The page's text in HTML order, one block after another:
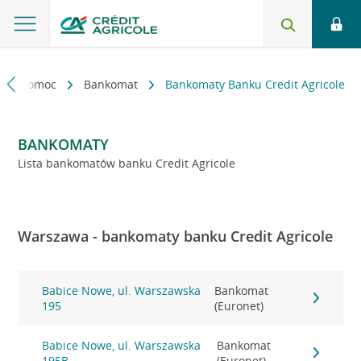
i pomoc Bankomat Bankomaty Banku Credit Agricole
BANKOMATY
Lista bankomatów banku Credit Agricole
Warszawa - bankomaty banku Credit Agricole
Babice Nowe, ul. Warszawska
195
Bankomat
(Euronet)
Babice Nowe, ul. Warszawska
Bankomat